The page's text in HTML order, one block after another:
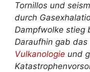
Tornillos und
durch
Dampfwolke stieg
Daraufhin gab
Vulkanologie und